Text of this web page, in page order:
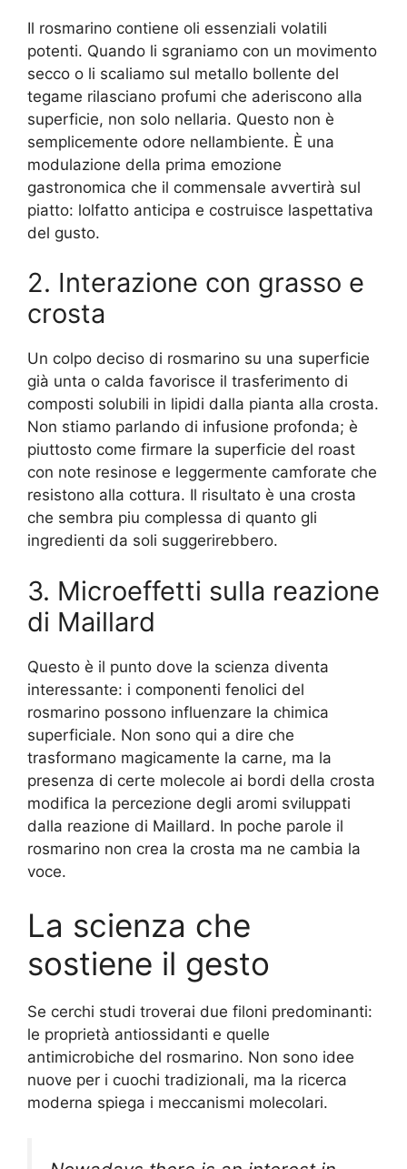
Il rosmarino contiene oli essenziali volatili
potenti. Quando li sgraniamo con un movimento
secco o li scaliamo sul metallo bollente del
tegame rilasciano profumi che aderiscono alla
superficie, non solo nellaria. Questo non è
semplicemente odore nellambiente. È una
modulazione della prima emozione
gastronomica che il commensale avvertirà sul
piatto: lolfatto anticipa e costruisce laspettativa
del gusto.
2. Interazione con grasso e
crosta
Un colpo deciso di rosmarino su una superficie
già unta o calda favorisce il trasferimento di
composti solubili in lipidi dalla pianta alla crosta.
Non stiamo parlando di infusione profonda; è
piuttosto come firmare la superficie del roast
con note resinose e leggermente camforate che
resistono alla cottura. Il risultato è una crosta
che sembra piu complessa di quanto gli
ingredienti da soli suggerirebbero.
3. Microeffetti sulla reazione
di Maillard
Questo è il punto dove la scienza diventa
interessante: i componenti fenolici del
rosmarino possono influenzare la chimica
superficiale. Non sono qui a dire che
trasformano magicamente la carne, ma la
presenza di certe molecole ai bordi della crosta
modifica la percezione degli aromi sviluppati
dalla reazione di Maillard. In poche parole il
rosmarino non crea la crosta ma ne cambia la
voce.
La scienza che
sostiene il gesto
Se cerchi studi troverai due filoni predominanti:
le proprietà antiossidanti e quelle
antimicrobiche del rosmarino. Non sono idee
nuove per i cuochi tradizionali, ma la ricerca
moderna spiega i meccanismi molecolari.